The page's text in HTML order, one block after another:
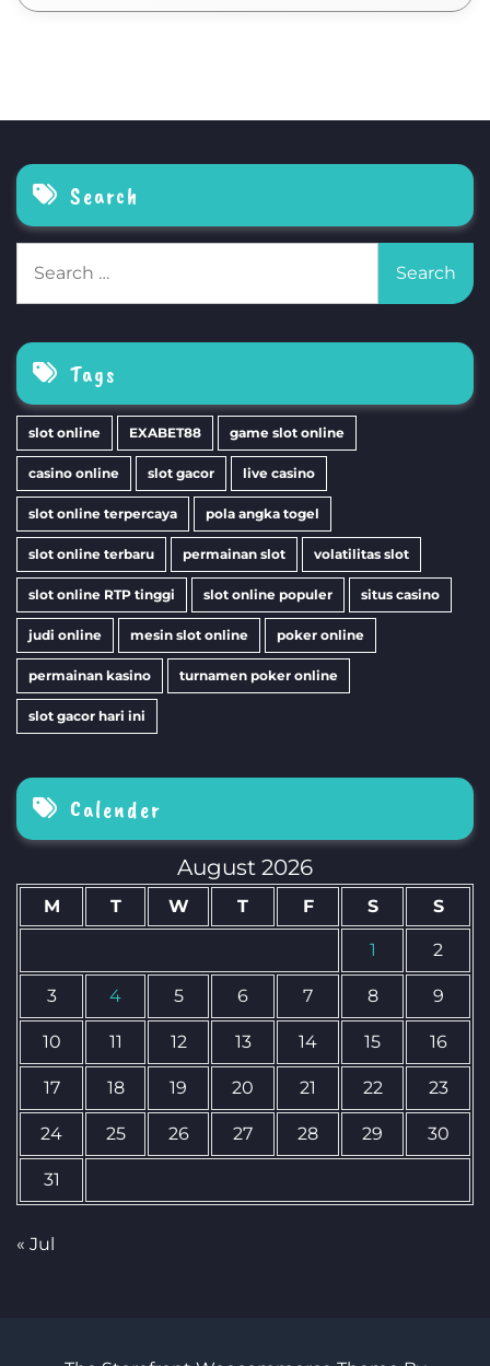
Search
for:
Tags
slot online EXABET88 game slot online
casino online slot gacor live casino
slot online terpercaya pola angka togel
slot online terbaru permainan slot volatilitas slot
slot online RTP tinggi slot online populer situs casino
judi online mesin slot online poker online
permainan kasino turnamen poker online
slot gacor hari ini
Calender
August 2026
M T W T F S S
1 2
3 4 5 6 7 8 9
10 11 12 13 14 15 16
17 18 19 20 21 22 23
24 25 26 27 28 29 30
31
« Jul